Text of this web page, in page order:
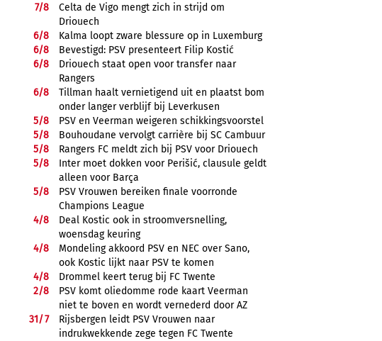
7/8
Celta de Vigo mengt zich in strijd om
Driouech
6/8
Kalma loopt zware blessure op in Luxemburg
6/8
Bevestigd: PSV presenteert Filip Kostić
6/8
Driouech staat open voor transfer naar
Rangers
6/8
Tillman haalt vernietigend uit en plaatst bom
onder langer verblijf bij Leverkusen
5/8
PSV en Veerman weigeren schikkingsvoorstel
5/8
Bouhoudane vervolgt carrière bij SC Cambuur
5/8
Rangers FC meldt zich bij PSV voor Driouech
5/8
Inter moet dokken voor Perišić, clausule geldt
alleen voor Barça
5/8
PSV Vrouwen bereiken finale voorronde
Champions League
4/8
Deal Kostic ook in stroomversnelling,
woensdag keuring
4/8
Mondeling akkoord PSV en NEC over Sano,
ook Kostic lijkt naar PSV te komen
4/8
Drommel keert terug bij FC Twente
2/8
PSV komt oliedomme rode kaart Veerman
niet te boven en wordt vernederd door AZ
31/7
Rijsbergen leidt PSV Vrouwen naar
indrukwekkende zege tegen FC Twente